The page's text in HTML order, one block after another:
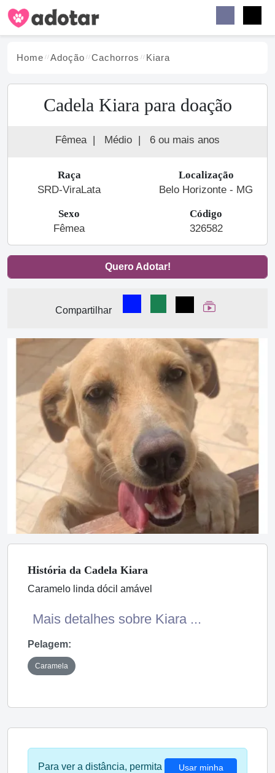
Home Adoção Cachorros Kiara
Cadela Kiara para doação
Fêmea | Médio | 6 ou mais anos
Raça
SRD-ViraLata
Localização
Belo Horizonte - MG
Sexo
Fêmea
Código
326582
Quero Adotar!
Compartilhar
Compartilhar no Facebook
Compartilhar no
Compartilhar
Ver Web Story
História da Cadela Kiara
Caramelo linda dócil amável
Mais detalhes sobre Kiara ...
Pelagem:
Caramela
Para ver a distância, permita
Usar minha